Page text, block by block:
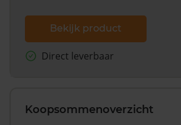
Bekijk product
Direct leverbaar
Koopsommenoverzicht